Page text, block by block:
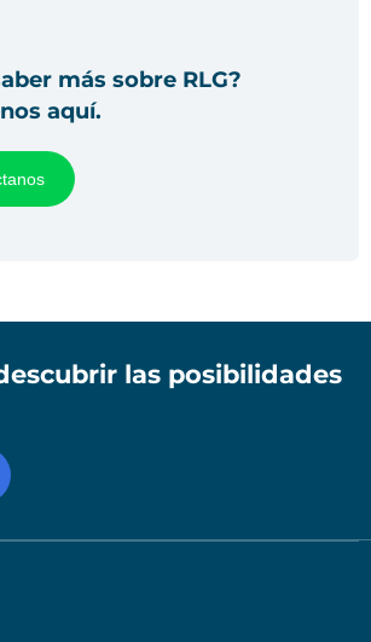
más sobre RLG?
aquí.
las posibilidades